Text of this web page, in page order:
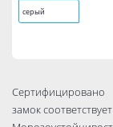
серый
Сертифицировано
замок